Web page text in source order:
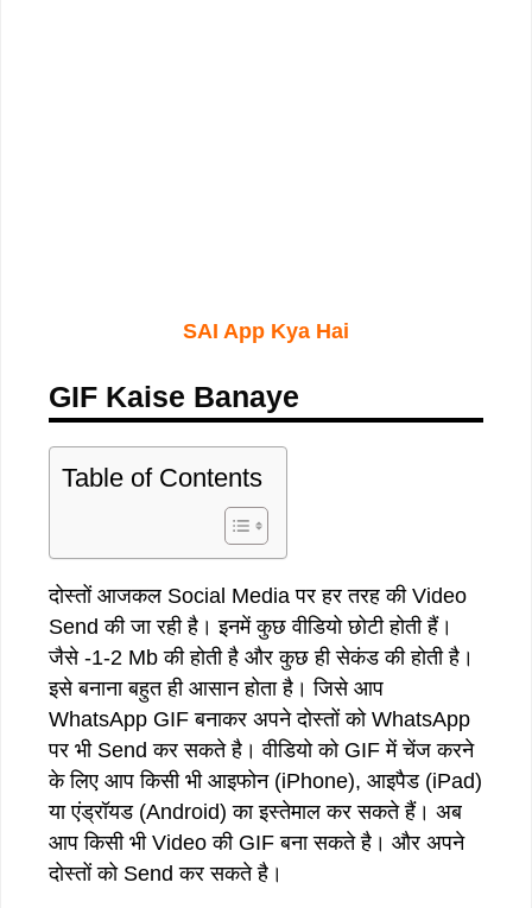
SAI App Kya Hai
GIF Kaise Banaye
Table of Contents
दोस्तों आजकल Social Media पर हर तरह की Video
Send की जा रही है। इनमें कुछ वीडियो छोटी होती हैं।
जैसे -1-2 Mb की होती है और कुछ ही सेकंड की होती है।
इसे बनाना बहुत ही आसान होता है। जिसे आप
WhatsApp GIF बनाकर अपने दोस्तों को WhatsApp
पर भी Send कर सकते है। वीडियो को GIF में चेंज करने
के लिए आप किसी भी आइफोन (iPhone), आइपैड (iPad)
या एंड्रॉयड (Android) का इस्तेमाल कर सकते हैं। अब
आप किसी भी Video की GIF बना सकते है। और अपने
दोस्तों को Send कर सकते है।